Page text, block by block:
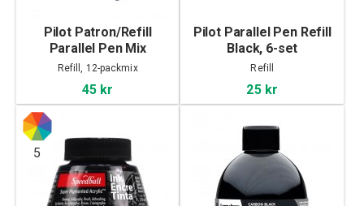
Pilot Patron/Refill
Parallel Pen Mix
Refill, 12-packmix
45 kr
Pilot Parallel Pen Refill
Black, 6-set
Refill
25 kr
5